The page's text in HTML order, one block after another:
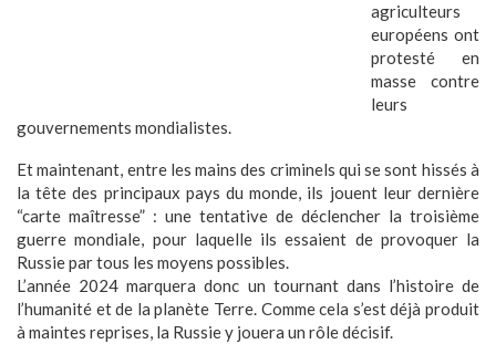
agriculteurs
européens ont
protesté en
masse contre
leurs
gouvernements mondialistes.
Et maintenant, entre les mains des criminels qui se sont hissés à
la tête des principaux pays du monde, ils jouent leur dernière
“carte maîtresse” : une tentative de déclencher la troisième
guerre mondiale, pour laquelle ils essaient de provoquer la
Russie par tous les moyens possibles.
L’année 2024 marquera donc un tournant dans l’histoire de
l’humanité et de la planète Terre. Comme cela s’est déjà produit
à maintes reprises, la Russie y jouera un rôle décisif.